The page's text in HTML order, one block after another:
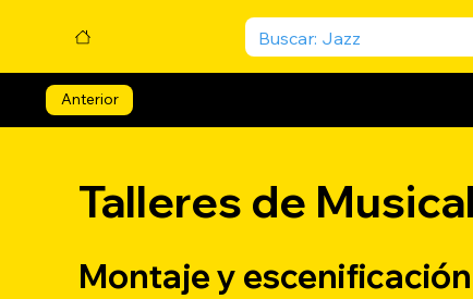
Talleres de Musical
Montaje y
Anterior